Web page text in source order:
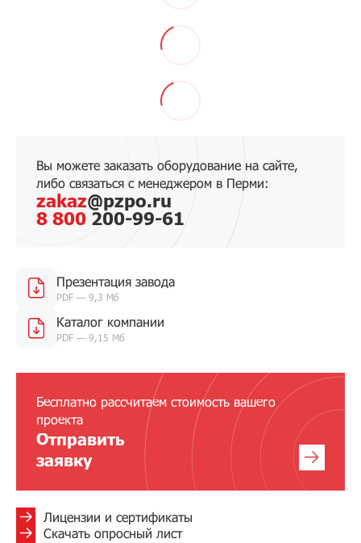
Вы можете заказать оборудование на сайте,
либо связаться с менеджером в Перми:
zakaz@pzpo.ru
8 800 200-99-61
Презентация завода
PDF — 9,3 Мб
Каталог компании
PDF — 9,15 Мб
Бесплатно рассчитаем стоимость вашего
проекта
Отправить
заявку
Лицензии и сертификаты
Скачать опросный лист